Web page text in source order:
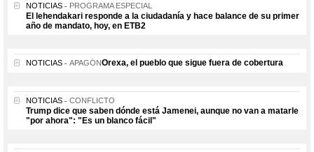
NOTICIAS PROGRAMA ESPECIAL
El lehendakari responde a la ciudadanía y hace balance de su primer
año de mandato, hoy, en ETB2
NOTICIAS APAGÓNOrexa, el pueblo que sigue fuera de cobertura
NOTICIAS CONFLICTO
Trump dice que saben dónde está Jamenei, aunque no van a matarle
"por ahora": "Es un blanco fácil"